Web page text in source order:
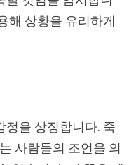
해 상황을 유리하게
정을 상징합니다. 죽
사람들의 조언을 의